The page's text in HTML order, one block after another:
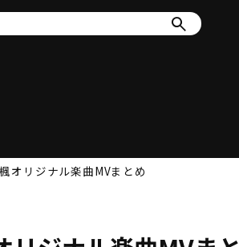
オリジナル楽曲MVまとめ